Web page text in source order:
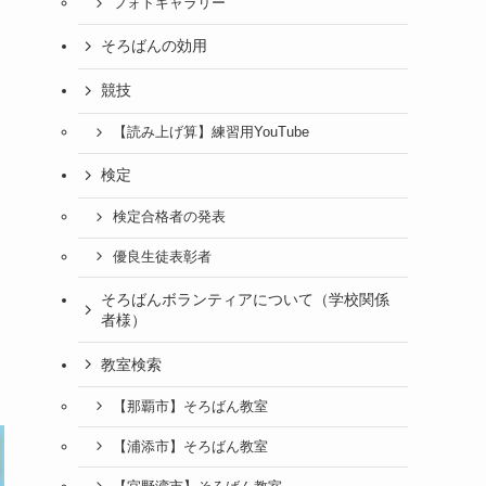
フォトギャラリー
そろばんの効用
競技
【読み上げ算】練習用YouTube
検定
検定合格者の発表
優良生徒表彰者
そろばんボランティアについて（学校関係
者様）
教室検索
【那覇市】そろばん教室
【浦添市】そろばん教室